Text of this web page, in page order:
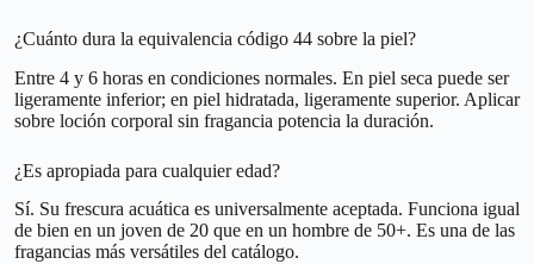
¿Cuánto dura la equivalencia código 44 sobre la piel?
Entre 4 y 6 horas en condiciones normales. En piel seca puede ser
ligeramente inferior; en piel hidratada, ligeramente superior. Aplicar
sobre loción corporal sin fragancia potencia la duración.
¿Es apropiada para cualquier edad?
Sí. Su frescura acuática es universalmente aceptada. Funciona igual
de bien en un joven de 20 que en un hombre de 50+. Es una de las
fragancias más versátiles del catálogo.